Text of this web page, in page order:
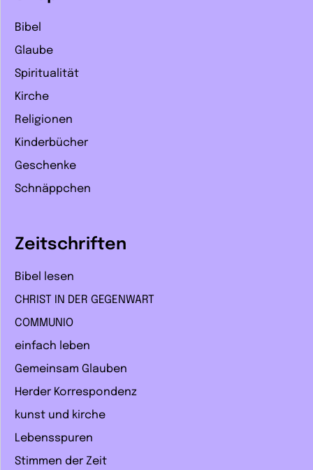
Bibel
Glaube
Spiritualität
Kirche
Religionen
Kinderbücher
Geschenke
Schnäppchen
Zeitschriften
Bibel lesen
CHRIST IN DER GEGENWART
COMMUNIO
einfach leben
Gemeinsam Glauben
Herder Korrespondenz
kunst und kirche
Lebensspuren
Stimmen der Zeit